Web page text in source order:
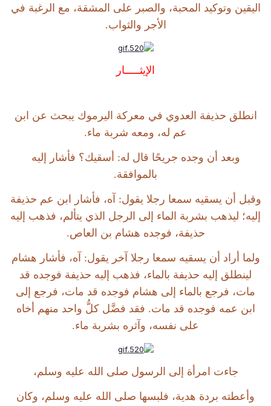
اليقين وتوكيد المحبة، والصبر على المشقة، مع الرغبة في
الأجر والثواب.
الإيثـــــار
انطلق حذيفة العدوي في معركة اليرموك يبحث عن ابن
عم له، ومعه شربة ماء.
وبعد أن وجده جريحًا قال له: أسقيك؟ فأشار إليه
بالموافقة.
وقبل أن يسقيه سمعا رجلا يقول: آه، فأشار ابن عم حذيفة
إليه؛ ليذهب بشربة الماء إلى الرجل الذي يتألم، فذهب إليه
حذيفة، فوجده هشام بن العاص.
ولما أراد أن يسقيه سمعا رجلا آخر يقول: آه، فأشار هشام
لينطلق إليه حذيفة بالماء، فذهب إليه حذيفة فوجده قد
مات، فرجع بالماء إلى هشام فوجده قد مات، فرجع إلى
ابن عمه فوجده قد مات. فقد فضَّل كلُّ واحد منهم أخاه
على نفسه، وآثره بشربة ماء.
جاءت امرأة إلى الرسول صلى الله عليه وسلم،
وأعطته بردة هدية، فلبسها صلى الله عليه وسلم، وكان